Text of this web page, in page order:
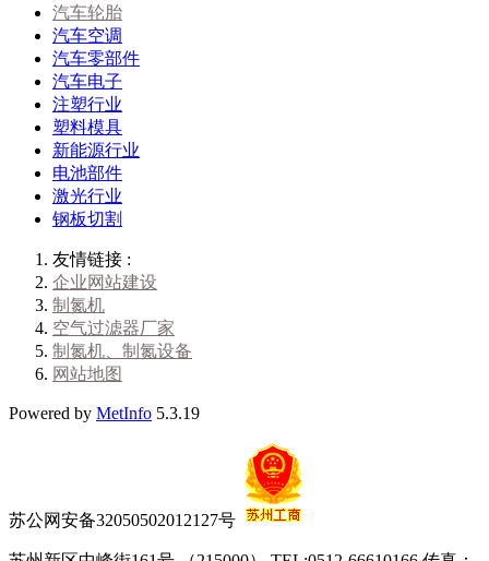
汽车轮胎
汽车空调
汽车零部件
汽车电子
注塑行业
塑料模具
新能源行业
电池部件
激光行业
钢板切割
友情链接 :
企业网站建设
制氮机
空气过滤器厂家
制氮机、制氮设备
网站地图
Powered by MetInfo 5.3.19
苏公网安备32050502012127号